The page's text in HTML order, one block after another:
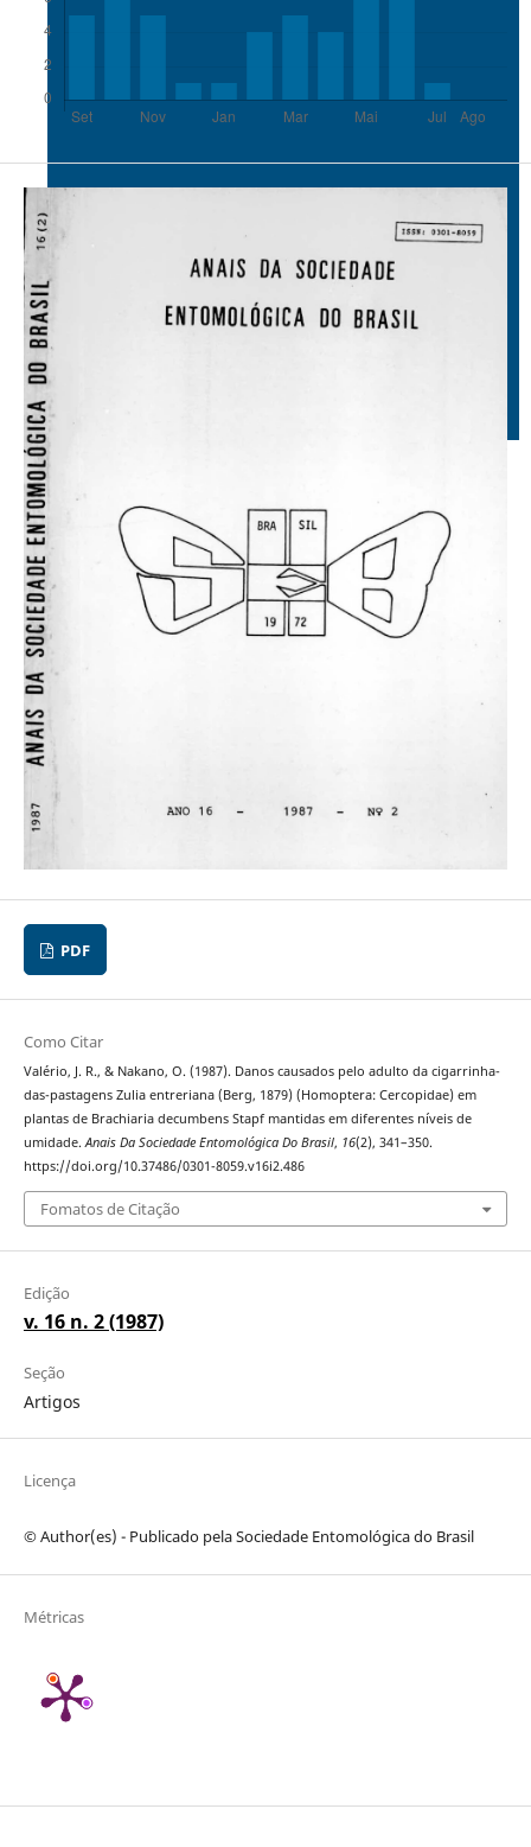
PDF
Como Citar
Valério, J. R., & Nakano, O. (1987). Danos causados pelo adulto da cigarrinha-
das-pastagens Zulia entreriana (Berg, 1879) (Homoptera: Cercopidae) em
plantas de Brachiaria decumbens Stapf mantidas em diferentes níveis de
umidade.Anais Da Sociedade Entomológica Do Brasil, 16(2), 341–350.
https://doi.org/10.37486/0301-8059.v16i2.486
Fomatos de Citação
Edição
v. 16 n. 2 (1987)
Seção
Artigos
Licença
© Author(es) - Publicado pela Sociedade Entomológica do Brasil
Métricas